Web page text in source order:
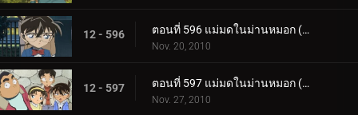
12 - 596 ตอนที่ 596 แม่มดในม่านหมอก (ตอน 1)
Nov. 20, 2010
12 - 597 ตอนที่ 597 แม่มดในม่านหมอก (ตอน 2)
Nov. 27, 2010